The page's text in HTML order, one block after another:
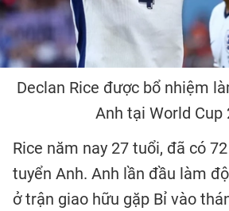
Declan Rice được bổ nhiệm
Anh tại World Cup
Rice năm nay 27 tuổi, đã có
tuyển Anh. Anh lần đầu làm
ở trận giao hữu gặp Bỉ vào